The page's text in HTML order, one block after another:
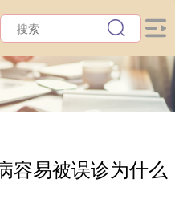
容易被误诊为什么